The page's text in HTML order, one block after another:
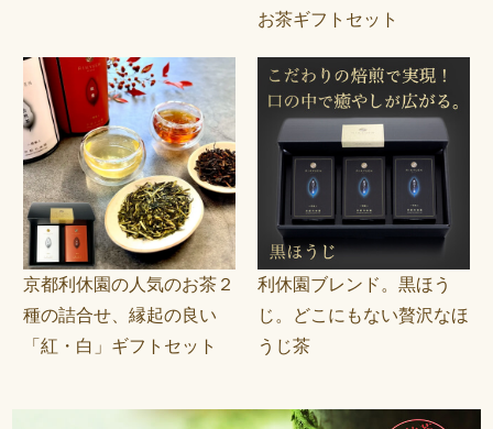
お茶ギフトセット
京都利休園の人気のお茶２
種の詰合せ、縁起の良い
「紅・白」ギフトセット
利休園ブレンド。黒ほう
じ。どこにもない贅沢なほ
うじ茶